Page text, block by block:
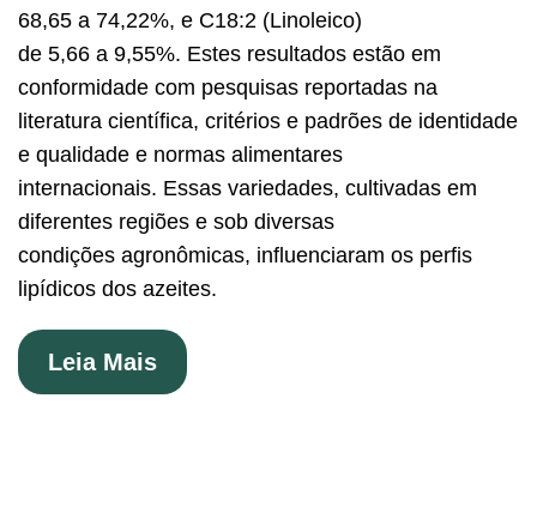
68,65 a 74,22%, e C18:2 (Linoleico)
de 5,66 a 9,55%. Estes resultados estão em
conformidade com pesquisas reportadas na
literatura científica, critérios e padrões de identidade
e qualidade e normas alimentares
internacionais. Essas variedades, cultivadas em
diferentes regiões e sob diversas
condições agronômicas, influenciaram os perfis
lipídicos dos azeites.
Leia Mais